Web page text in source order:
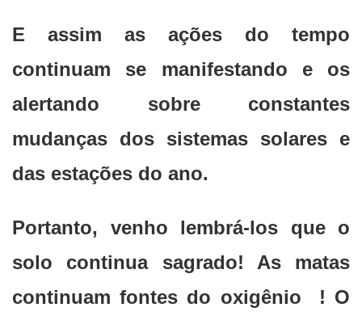
E assim as ações do tempo
continuam se manifestando e os
alertando sobre constantes
mudanças dos sistemas solares e
das estações do ano.
Portanto, venho lembrá-los que o
solo continua sagrado! As matas
continuam fontes do oxigênio ! O